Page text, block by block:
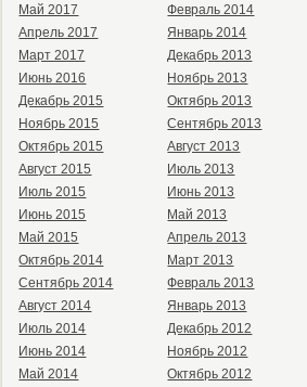
Май 2017
Апрель 2017
Март 2017
Июнь 2016
Декабрь 2015
Ноябрь 2015
Октябрь 2015
Август 2015
Июль 2015
Июнь 2015
Май 2015
Октябрь 2014
Сентябрь 2014
Август 2014
Июль 2014
Июнь 2014
Май 2014
Февраль 2014
Январь 2014
Декабрь 2013
Ноябрь 2013
Октябрь 2013
Сентябрь 2013
Август 2013
Июль 2013
Июнь 2013
Май 2013
Апрель 2013
Март 2013
Февраль 2013
Январь 2013
Декабрь 2012
Ноябрь 2012
Октябрь 2012